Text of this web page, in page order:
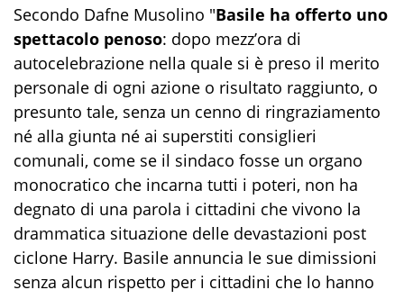
Secondo Dafne Musolino "Basile ha offerto uno
spettacolo penoso: dopo mezz’ora di
autocelebrazione nella quale si è preso il merito
personale di ogni azione o risultato raggiunto, o
presunto tale, senza un cenno di ringraziamento
né alla giunta né ai superstiti consiglieri
comunali, come se il sindaco fosse un organo
monocratico che incarna tutti i poteri, non ha
degnato di una parola i cittadini che vivono la
drammatica situazione delle devastazioni post
ciclone Harry. Basile annuncia le sue dimissioni
senza alcun rispetto per i cittadini che lo hanno